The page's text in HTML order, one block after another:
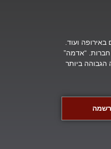
ועוד.
חברות. “אדמה”
ביותר